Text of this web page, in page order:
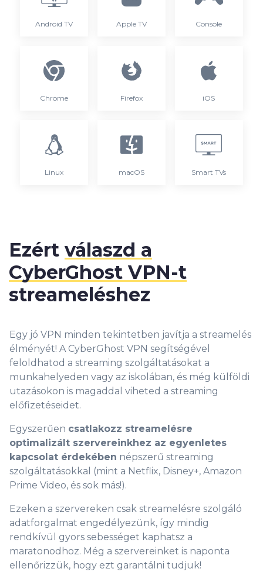
Android TV Apple TV Console
Chrome Firefox iOS
Linux macOS Smart TVs
Ezért válaszd a
CyberGhost VPN-t
streameléshez
Egy jó VPN minden tekintetben javítja a streamelés
élményét! A CyberGhost VPN segítségével
feloldhatod a streaming szolgáltatásokat a
munkahelyeden vagy az iskolában, és még külföldi
utazásokon is magaddal viheted a streaming
előfizetéseidet.
Egyszerűen csatlakozz streamelésre
optimalizált szervereinkhez az egyenletes
kapcsolat érdekében népszerű streaming
szolgáltatásokkal (mint a Netflix, Disney+, Amazon
Prime Video, és sok más!).
Ezeken a szervereken csak streamelésre szolgáló
adatforgalmat engedélyezünk, így mindig
rendkívül gyors sebességet kaphatsz a
maratonodhoz. Még a szervereinket is naponta
ellenőrizzük, hogy ezt garantálni tudjuk!